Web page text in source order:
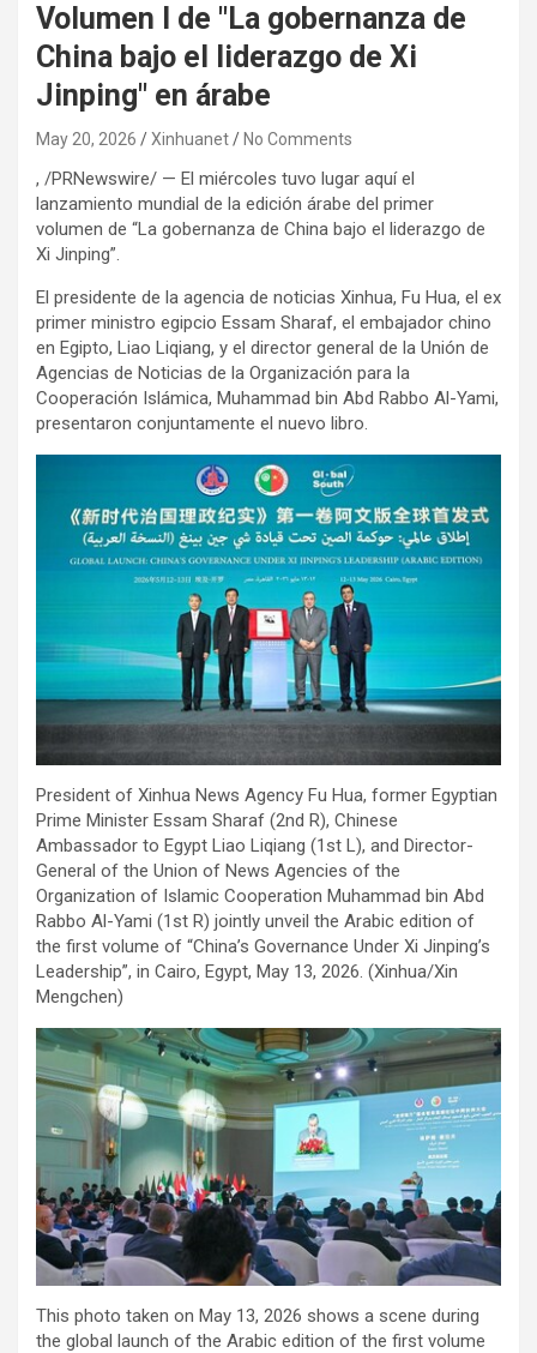
Volumen I de "La gobernanza de
China bajo el liderazgo de Xi
Jinping" en árabe
May 20, 2026 Xinhuanet No Comments
, /PRNewswire/ — El miércoles tuvo lugar aquí el
lanzamiento mundial de la edición árabe del primer
volumen de “La gobernanza de China bajo el liderazgo de
Xi Jinping”.
El presidente de la agencia de noticias Xinhua, Fu Hua, el ex
primer ministro egipcio Essam Sharaf, el embajador chino
en Egipto, Liao Liqiang, y el director general de la Unión de
Agencias de Noticias de la Organización para la
Cooperación Islámica, Muhammad bin Abd Rabbo Al-Yami,
presentaron conjuntamente el nuevo libro.
President of Xinhua News Agency Fu Hua, former Egyptian
Prime Minister Essam Sharaf (2nd R), Chinese
Ambassador to Egypt Liao Liqiang (1st L), and Director-
General of the Union of News Agencies of the
Organization of Islamic Cooperation Muhammad bin Abd
Rabbo Al-Yami (1st R) jointly unveil the Arabic edition of
the first volume of “China’s Governance Under Xi Jinping’s
Leadership”, in Cairo, Egypt, May 13, 2026. (Xinhua/Xin
Mengchen)
This photo taken on May 13, 2026 shows a scene during
the global launch of the Arabic edition of the first volume